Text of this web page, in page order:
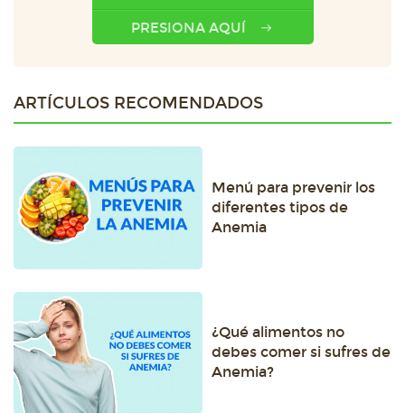
PRESIONA AQUÍ
ARTÍCULOS RECOMENDADOS
Menú para prevenir los
diferentes tipos de
Anemia
¿Qué alimentos no
debes comer si sufres de
Anemia?